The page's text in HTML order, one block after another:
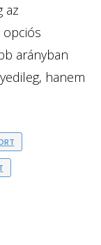
az
opciós
arányban
hanem